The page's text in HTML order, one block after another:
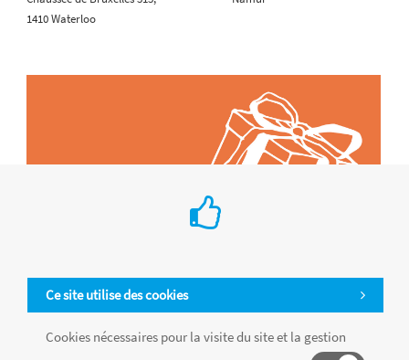
Ce site utilise des cookies
Cookies nécessaires pour la visite du site et la gestion
1410 Waterloo